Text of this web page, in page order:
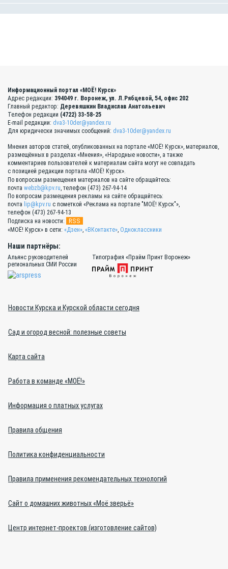
Информационный портал «МОЁ! Курск»
Адрес редакции: 394049 г. Воронеж, ул. Л.Рябцевой, 54, офис 202
Главный редактор: Деревяшкин Владислав Анатольевич
Телефон редакции (4722) 33-58-25
E-mail редакции: dva3-10der@yandex.ru
Для юридически значимых сообщений: dva3-10der@yandex.ru
Мнения авторов статей, опубликованных на портале «МОЁ! Курск», материалов,
размещённых в разделах «Мнения», «Народные новости», а также
комментариев пользователей к материалам сайта могут не совпадать
с позицией редакции портала «МОЁ! Курск».
По вопросам размещения материалов на сайте обращайтесь:
почта webzb@kpv.ru, телефон (473) 267-94-14
По вопросам размещения рекламы на сайте обращайтесь:
почта lip@kpv.ru с пометкой «Реклама на портале "МОЁ! Курск"»,
телефон (473) 267-94-13
Подписка на новости:
RSS
«МОЁ! Курск» в сети: «Дзен», «ВКонтакте», Одноклассники
Наши партнёры:
Альянс руководителей
региональных СМИ России
Типография «Прайм Принт Воронеж»
Новости Курска и Курской области сегодня
Сад и огород весной: полезные советы
Карта сайта
Работа в команде «МОЁ!»
Информация о платных услугах
Правила общения
Политика конфиденциальности
Правила применения рекомендательных технологий
Сайт о домашних животных «Моё зверьё»
Центр интернет-проектов (изготовление сайтов)